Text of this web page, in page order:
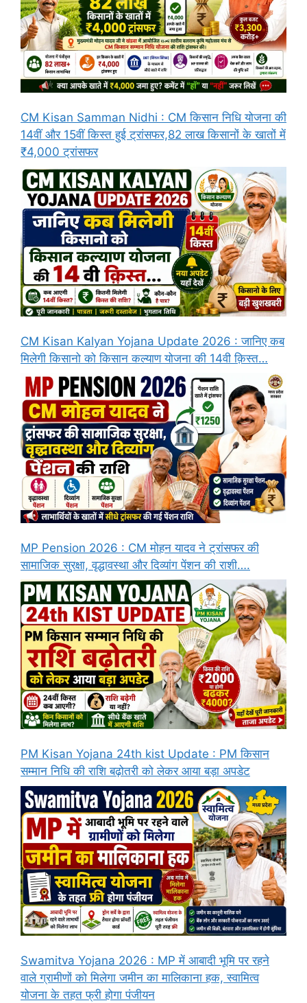
CM Kisan Samman Nidhi : CM किसान निधि योजना की
14वीं और 15वीं किस्त हुई ट्रांसफर,82 लाख किसानों के खातों में
₹4,000 ट्रांसफर
CM Kisan Kalyan Yojana Update 2026 : जानिए कब
मिलेगी किसानो को किसान कल्याण योजना की 14वी क़िस्त…
MP Pension 2026 : CM मोहन यादव ने ट्रांसफर की
सामाजिक सुरक्षा, वृद्धावस्था और दिव्यांग पेंशन की राशी….
PM Kisan Yojana 24th kist Update : PM किसान
सम्मान निधि की राशि बढ़ोतरी को लेकर आया बड़ा अपडेट
Swamitva Yojana 2026 : MP में आबादी भूमि पर रहने
वाले ग्रामीणों को मिलेगा जमीन का मालिकाना हक, स्वामित्व
योजना के तहत फ्री होगा पंजीयन